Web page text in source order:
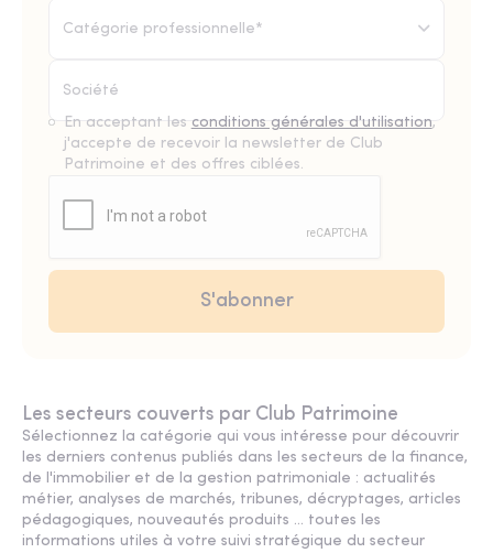
Catégorie professionnelle*
En acceptant les conditions générales d'utilisation,
j'accepte de recevoir la newsletter de Club
Patrimoine et des offres ciblées.
Les secteurs couverts par Club Patrimoine
Sélectionnez la catégorie qui vous intéresse pour découvrir
les derniers contenus publiés dans les secteurs de la finance,
de l'immobilier et de la gestion patrimoniale : actualités
métier, analyses de marchés, tribunes, décryptages, articles
pédagogiques, nouveautés produits ... toutes les
informations utiles à votre suivi stratégique du secteur